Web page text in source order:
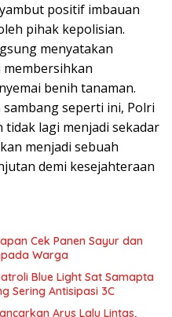
positif imbauan
pihak kepolisian.
menyatakan
benih tanaman.
seperti ini, Polri
lagi menjadi sekadar
menjadi sebuah
demi kesejahteraan
Cek Panen Sayur dan
Warga
Blue Light Sat Samapta
Sering Antisipasi 3C
Arus Lalu Lintas,